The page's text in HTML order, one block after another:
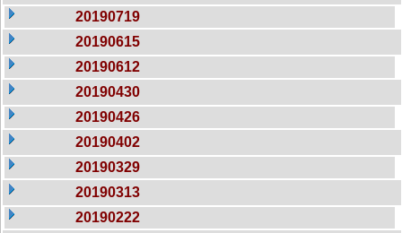
20190719
20190615
20190612
20190430
20190426
20190402
20190329
20190313
20190222